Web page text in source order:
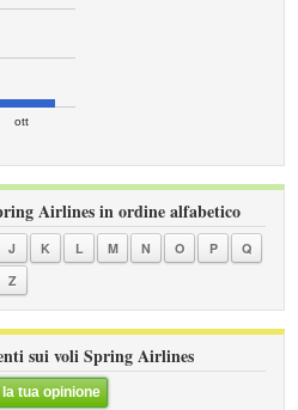
ott
Airlines in ordine alfabetico
J K L M N O P
Q
Z
sui voli Spring Airlines
tua opinione